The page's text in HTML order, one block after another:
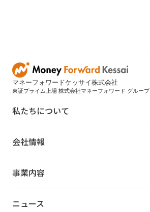
マネーフォワードケッサイ株式会社
東証プライム上場 株式会社マネーフォワード グループ
私たちについて
会社情報
事業内容
ニュース